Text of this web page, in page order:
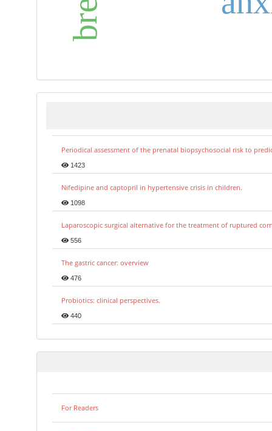
Periodical assessment of the prenatal biopsychosocial risk to
1423
Nifedipine and captopril in hypertensive crisis in children.
1098
Laparoscopic surgical alternative for the treatment of ruptured
556
The gastric cancer: overview
476
Probiotics: clinical perspectives.
440
For Readers